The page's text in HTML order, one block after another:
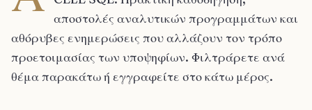
αποστολές αναλυτικών προγραμμάτων και
αθόρυβες ενημερώσεις που αλλάζουν τον τρόπο
προετοιμασίας των υποψηφίων. Φιλτράρετε ανά
θέμα παρακάτω ή εγγραφείτε στο κάτω μέρος.